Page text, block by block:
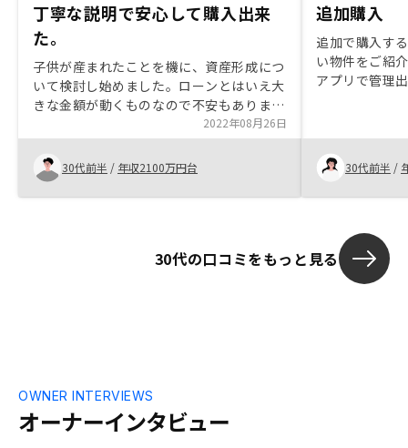
丁寧な説明で安心して購入出来
た。
子供が産まれたことを機に、資産形成につ
いて検討し始めました。ローンとはいえ大
きな金額が動くものなので不安もありまし
たが、年金効果や保険効果など、複数の用
途があることや賃貸需要の強いエリアに絞
っていることなどわかりやすく説明いただ
き、決めることが出来ました。
2022年08月26日
30代前半 / 年収2100万円台
追加購入
追加で購入す
い物件をご紹
アプリで管理
貯蓄していた
で効率良く運
30代前半 /
30代の口コミをもっと見る
オーナーインタビュー
OWNER INTERVIEWS